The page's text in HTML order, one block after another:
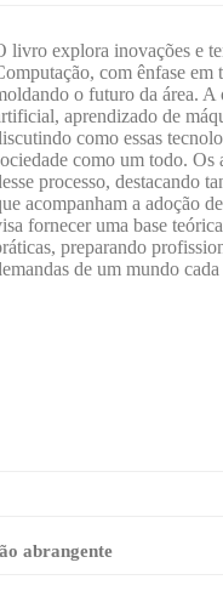
livro explora inovações e
com ênfase em
o futuro da área. A
aprendizado de
como essas
como um todo. Os
processo, destacando
acompanham a adoção
fornecer uma base
preparando
de um mundo
abrangente